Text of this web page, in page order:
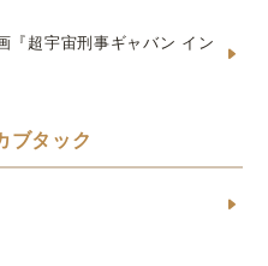
『超宇宙刑事ギャバン イン
ブタック